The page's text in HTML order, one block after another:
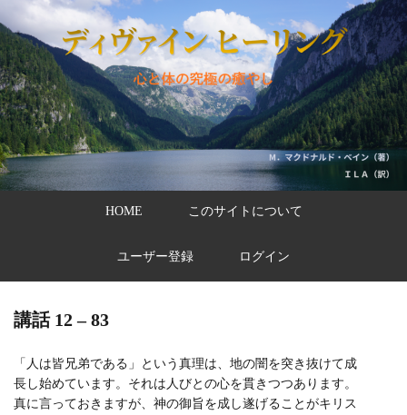
HOME このサイトについて
ユーザー登録 ログイン
講話 12 – 83
「人は皆兄弟である」という真理は、地の闇を突き抜けて成
長し始めています。それは人びとの心を貫きつつあります。
真に言っておきますが、神の御旨を成し遂げることがキリス